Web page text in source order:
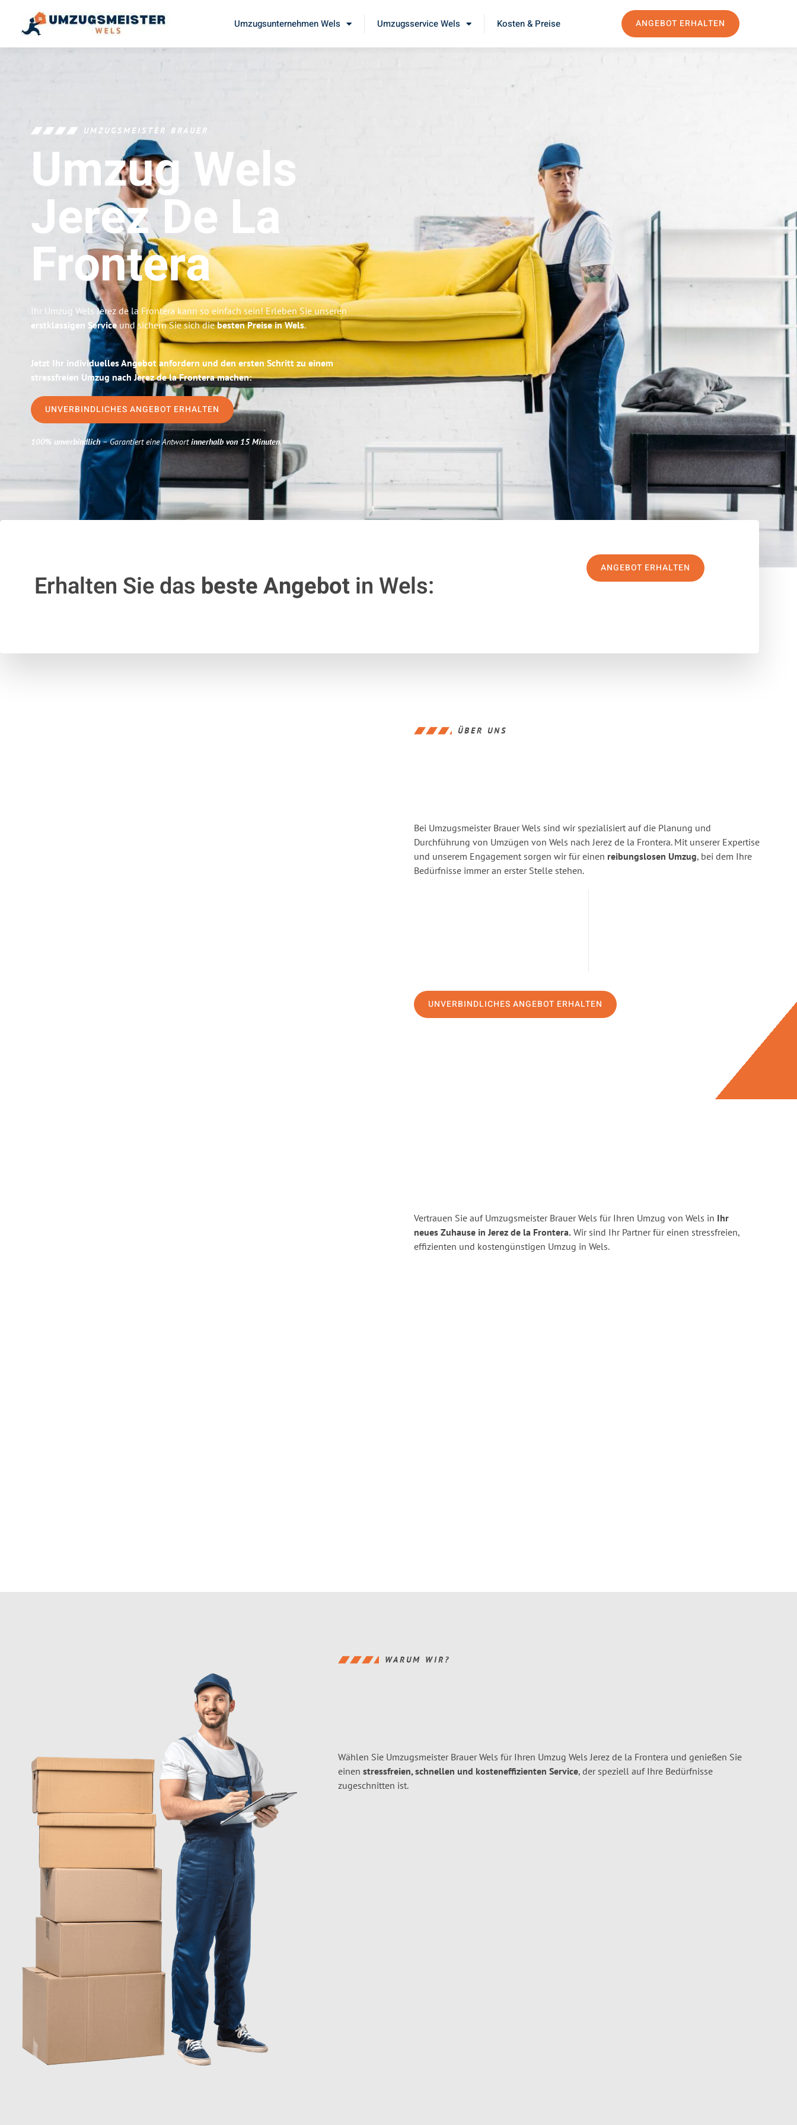
Umzugsunternehmen Wels Umzugsservice Wels Kosten & Preise ANGEBOT ERHALTEN
UMZUGSMEISTER BRAUER
Umzug Wels
Jerez De La
Frontera
Ihr Umzug Wels Jerez de la Frontera kann so einfach sein! Erleben Sie unseren
erstklassigen Serviceund sichern Sie sich diebesten Preise in Wels.
Jetzt Ihr individuelles Angebot anfordern und den ersten Schritt zu einem
stressfreien Umzug nach Jerez de la Frontera machen:
UNVERBINDLICHES ANGEBOT ERHALTEN
100% unverbindlich– Garantiert eine Antwortinnerhalb von 15 Minuten.
Erhalten Sie das beste Angebotin Wels:
ANGEBOT ERHALTEN
ÜBER UNS
Bei Umzugsmeister Brauer Wels sind wir spezialisiert auf die Planung und
Durchführung von Umzügen von Wels nach Jerez de la Frontera. Mit unserer Expertise
und unserem Engagement sorgen wir für einen reibungslosen Umzug, bei dem Ihre
Bedürfnisse immer an erster Stelle stehen.
UNVERBINDLICHES ANGEBOT ERHALTEN
Vertrauen Sie auf Umzugsmeister Brauer Wels für Ihren Umzug von Wels in Ihr
neues Zuhause in Jerez de la Frontera. Wir sind Ihr Partner für einen stressfreien,
effizienten und kostengünstigen Umzug in Wels.
WARUM WIR?
Wählen Sie Umzugsmeister Brauer Wels für Ihren Umzug Wels Jerez de la Frontera und genießen Sie
einen stressfreien, schnellen und kosteneffizienten Service, der speziell auf Ihre Bedürfnisse
zugeschnitten ist.